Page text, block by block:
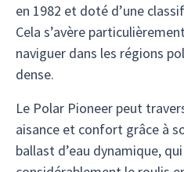
en 1982 et doté d’une
Cela s’avère
naviguer dans les régions
dense.
Le Polar Pioneer peut
aisance et confort grâce à
ballast d’eau dynamique,